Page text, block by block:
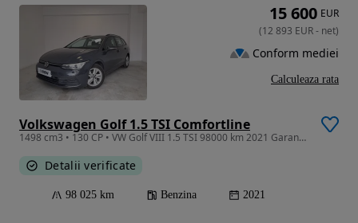
Volkswagen Golf 1.5 TSI Comfortline
1498 cm3 • 130 CP • VW Golf VIII 1.5 TSI 98000 km 2021 Garantie
Detalii verificate
98 025 km Benzina 2021
15 600 EUR
(12 893 EUR- net)
Conform mediei
Calculeaza rata